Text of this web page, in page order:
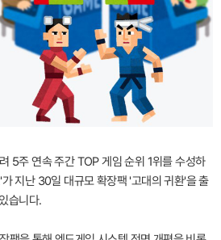
5주 연속 주간 TOP 게임 순위 1위를 수성하
지난 30일 대규모 확장팩 '고대의 귀환'을 출
습니다.